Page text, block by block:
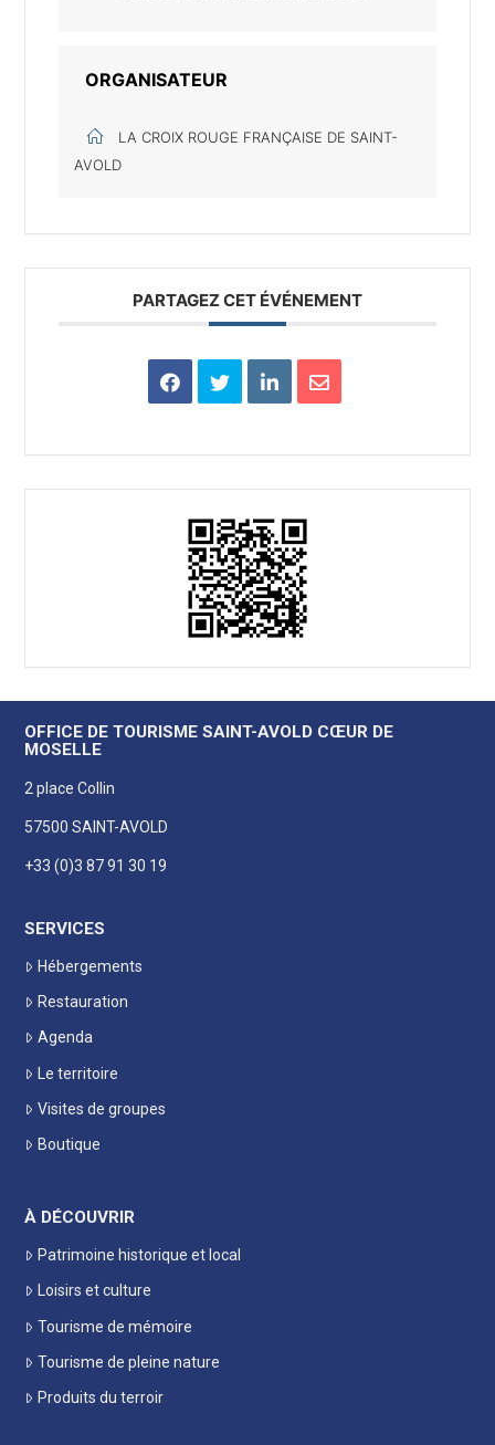
ORGANISATEUR
LA CROIX ROUGE FRANÇAISE DE SAINT-
AVOLD
PARTAGEZ CET ÉVÉNEMENT
OFFICE DE TOURISME SAINT-AVOLD CŒUR DE
MOSELLE
2 place Collin
57500 SAINT-AVOLD
+33 (0)3 87 91 30 19
SERVICES
Hébergements
Restauration
Agenda
Le territoire
Visites de groupes
Boutique
À DÉCOUVRIR
Patrimoine historique et local
Loisirs et culture
Tourisme de mémoire
Tourisme de pleine nature
Produits du terroir